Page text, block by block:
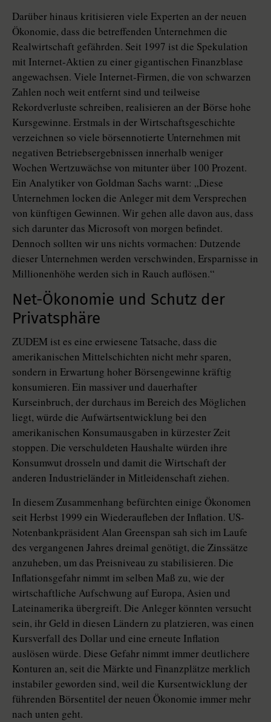
Darüber hinaus kritisieren viele Experten an der neuen
Ökonomie, dass die betreffenden Unternehmen die
Realwirtschaft gefährden. Seit 1997 ist die Spekulation
mit Internet-Aktien zu einer gigantischen Finanzblase
angewachsen. Viele Internet-Firmen, die von schwarzen
Zahlen noch weit entfernt sind und teilweise
Rekordverluste schreiben, realisieren an der Börse hohe
Kursgewinne. Erstmals in der Wirtschaftsgeschichte
verzeichnen so viele börsennotierte Unternehmen mit
negativen Betriebsergebnissen innerhalb weniger
Wochen Wertzuwächse von mitunter über 100 Prozent.
Ein Analytiker von Goldman Sachs warnt: „Diese
Unternehmen locken die Anleger mit dem Versprechen
von künftigen Gewinnen. Wir gehen alle davon aus, dass
sich darunter das Microsoft von morgen befindet.
Dennoch sollten wir uns nichts vormachen: Dutzende
dieser Unternehmen werden verschwinden, Ersparnisse in
Millionenhöhe werden sich in Rauch auflösen.“
Net-Ökonomie und Schutz der
Privatsphäre
ZUDEM ist es eine erwiesene Tatsache, dass die
amerikanischen Mittelschichten nicht mehr sparen,
sondern in Erwartung hoher Börsengewinne kräftig
konsumieren. Ein massiver und dauerhafter
Kurseinbruch, der durchaus im Bereich des Möglichen
liegt, würde die Aufwärtsentwicklung bei den
amerikanischen Konsumausgaben in kürzester Zeit
stoppen. Die verschuldeten Haushalte würden ihre
Konsumwut drosseln und damit die Wirtschaft der
anderen Industrieländer in Mitleidenschaft ziehen.
In diesem Zusammenhang befürchten einige Ökonomen
seit Herbst 1999 ein Wiederaufleben der Inflation. US-
Notenbankpräsident Alan Greenspan sah sich im Laufe
des vergangenen Jahres dreimal genötigt, die Zinssätze
anzuheben, um das Preisniveau zu stabilisieren. Die
Inflationsgefahr nimmt im selben Maß zu, wie der
wirtschaftliche Aufschwung auf Europa, Asien und
Lateinamerika übergreift. Die Anleger könnten versucht
sein, ihr Geld in diesen Ländern zu platzieren, was einen
Kursverfall des Dollar und eine erneute Inflation
auslösen würde. Diese Gefahr nimmt immer deutlichere
Konturen an, seit die Märkte und Finanzplätze merklich
instabiler geworden sind, weil die Kursentwicklung der
führenden Börsentitel der neuen Ökonomie immer mehr
nach unten geht.